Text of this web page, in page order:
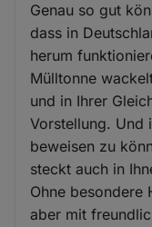
Genau so gut
dass in
herum
Mülltonne
und in Ihrer
Vorstellung. Und
beweisen zu
steckt auch in
Ohne besondere
aber mit